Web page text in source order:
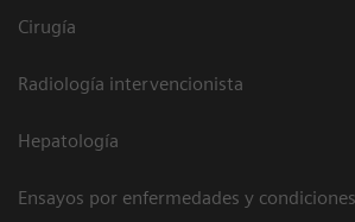
Cirugía
Radiología intervencionista
Hepatología
Ensayos por enfermedades y condiciones